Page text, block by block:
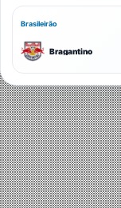
Brasileirão
Bragantino